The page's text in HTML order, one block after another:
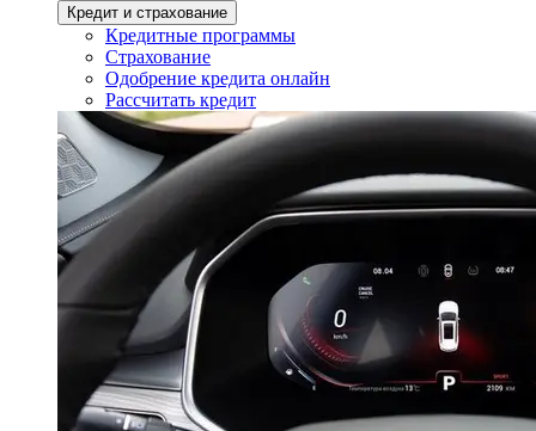
Кредит и страхование
Кредитные программы
Страхование
Одобрение кредита онлайн
Рассчитать кредит